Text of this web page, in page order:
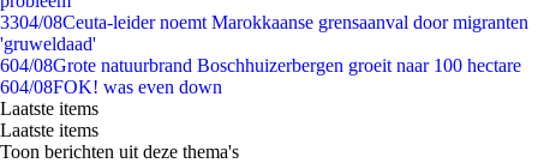
3304/08Ceuta-leider noemt Marokkaanse grensaanval door migranten
'gruweldaad'
604/08Grote natuurbrand Boschhuizerbergen groeit naar 100 hectare
604/08FOK! was even down
Laatste items
Laatste items
Toon berichten uit deze thema's